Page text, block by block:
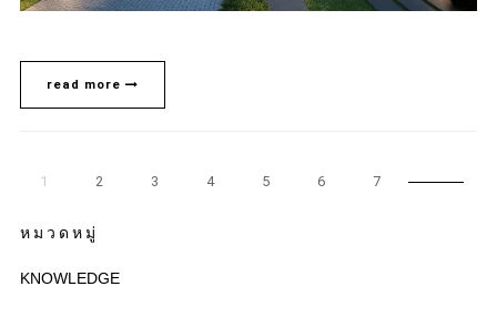
read more
1 2 3 4 5 6 7
หมวดหมู่
KNOWLEDGE